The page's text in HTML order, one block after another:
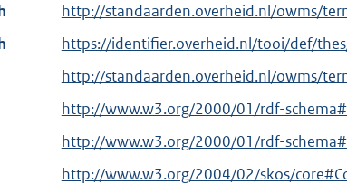
http://standaarden.overheid.nl/owms/
https://identifier.overheid.nl/tooi/def/
http://standaarden.overheid.nl/owms/
E
x
e
http://www.w3.org/2000/01/rdf-
E
x
http://www.w3.org/2000/01/rdf-
E
http://www.w3.org/2004/02/skos/